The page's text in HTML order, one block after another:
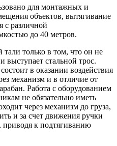
для монтажных и
объектов, вытягивание
с различной
до 40 метров.
только в том, что он не
выступает стальной трос.
в оказании воздействия
механизм и в отличие от
Работа с оборудованием
не обязательно иметь
через механизм до груза,
и за счет движения ручки
приводя к подтягиванию